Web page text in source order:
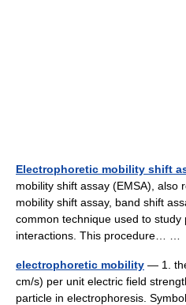
Electrophoretic mobility shift
mobility shift assay (EMSA), also
mobility shift assay, band shift
common technique used to study
interactions. This procedure… …
electrophoretic mobility — 1.
cm/s) per unit electric field
particle in electrophoresis.